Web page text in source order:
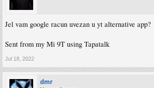
Jel vam google racun uvezan u yt alternative app?
Sent from my Mi 9T using Tapatalk
Jul 18, 2022
dmr